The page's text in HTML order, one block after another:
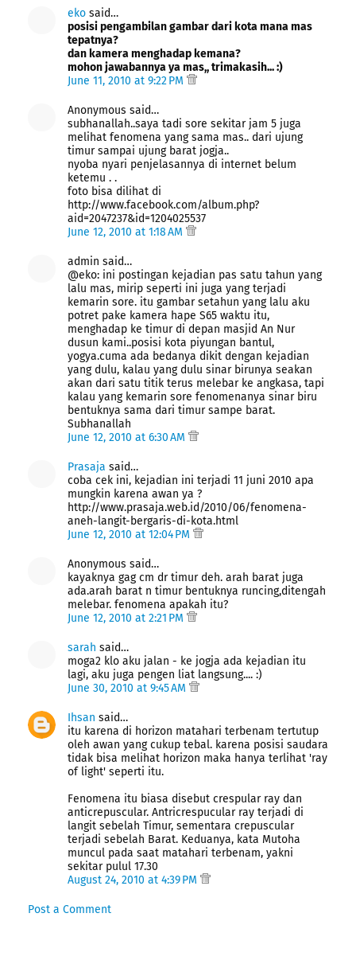
eko said…
posisi pengambilan gambar dari kota mana mas
tepatnya?
dan kamera menghadap kemana?
mohon jawabannya ya mas,, trimakasih... :)
June 11, 2010 at 9:22 PM
Anonymous said…
subhanallah..saya tadi sore sekitar jam 5 juga
melihat fenomena yang sama mas.. dari ujung
timur sampai ujung barat jogja..
nyoba nyari penjelasannya di internet belum
ketemu . .
foto bisa dilihat di
http://www.facebook.com/album.php?
aid=2047237&id=1204025537
June 12, 2010 at 1:18 AM
admin said…
@eko: ini postingan kejadian pas satu tahun yang
lalu mas, mirip seperti ini juga yang terjadi
kemarin sore. itu gambar setahun yang lalu aku
potret pake kamera hape S65 waktu itu,
menghadap ke timur di depan masjid An Nur
dusun kami..posisi kota piyungan bantul,
yogya.cuma ada bedanya dikit dengan kejadian
yang dulu, kalau yang dulu sinar birunya seakan
akan dari satu titik terus melebar ke angkasa, tapi
kalau yang kemarin sore fenomenanya sinar biru
bentuknya sama dari timur sampe barat.
Subhanallah
June 12, 2010 at 6:30 AM
Prasaja said…
coba cek ini, kejadian ini terjadi 11 juni 2010 apa
mungkin karena awan ya ?
http://www.prasaja.web.id/2010/06/fenomena-
aneh-langit-bergaris-di-kota.html
June 12, 2010 at 12:04 PM
Anonymous said…
kayaknya gag cm dr timur deh. arah barat juga
ada.arah barat n timur bentuknya runcing,ditengah
melebar. fenomena apakah itu?
June 12, 2010 at 2:21 PM
sarah said…
moga2 klo aku jalan - ke jogja ada kejadian itu
lagi, aku juga pengen liat langsung.... :)
June 30, 2010 at 9:45 AM
Ihsan said…
itu karena di horizon matahari terbenam tertutup
oleh awan yang cukup tebal. karena posisi saudara
tidak bisa melihat horizon maka hanya terlihat 'ray
of light' seperti itu.
Fenomena itu biasa disebut crespular ray dan
anticrepuscular. Antricrespucular ray terjadi di
langit sebelah Timur, sementara crepuscular
terjadi sebelah Barat. Keduanya, kata Mutoha
muncul pada saat matahari terbenam, yakni
sekitar pulul 17.30
August 24, 2010 at 4:39 PM
Post a Comment